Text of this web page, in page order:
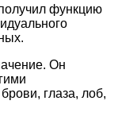
функцию
Он
глаза, лоб,